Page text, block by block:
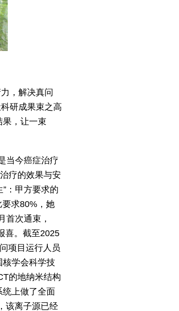
，解决真问
研成果束之高
，让一束
当今癌症治疗
疗的效果与安
：甲方要求的
求80%，她
首次通束，
喜。截至2025
项目运行人员
学会科学技
的地纳米结构
上做了全面
该离子源已经